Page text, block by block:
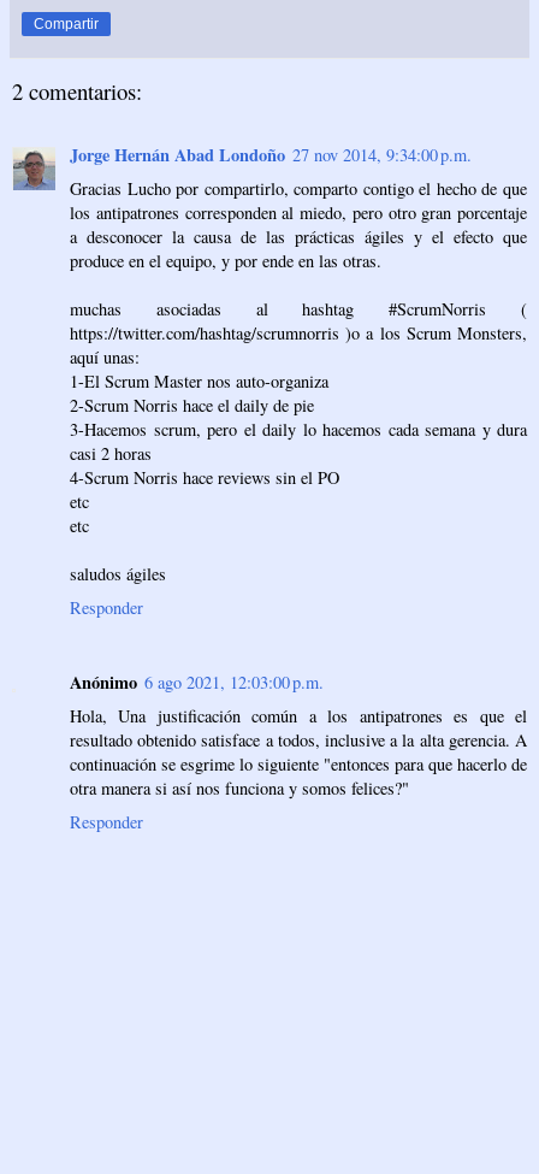
Compartir
2 comentarios:
Jorge Hernán Abad Londoño 27 nov 2014, 9:34:00 p.m.
Gracias Lucho por compartirlo, comparto contigo el hecho de que
los antipatrones corresponden al miedo, pero otro gran porcentaje
a desconocer la causa de las prácticas ágiles y el efecto que
produce en el equipo, y por ende en las otras.
muchas asociadas al hashtag #ScrumNorris (
https://twitter.com/hashtag/scrumnorris )o a los Scrum Monsters,
aquí unas:
1-El Scrum Master nos auto-organiza
2-Scrum Norris hace el daily de pie
3-Hacemos scrum, pero el daily lo hacemos cada semana y dura
casi 2 horas
4-Scrum Norris hace reviews sin el PO
etc
etc
saludos ágiles
Responder
Anónimo 6 ago 2021, 12:03:00 p.m.
Hola, Una justificación común a los antipatrones es que el
resultado obtenido satisface a todos, inclusive a la alta gerencia. A
continuación se esgrime lo siguiente "entonces para que hacerlo de
otra manera si así nos funciona y somos felices?"
Responder